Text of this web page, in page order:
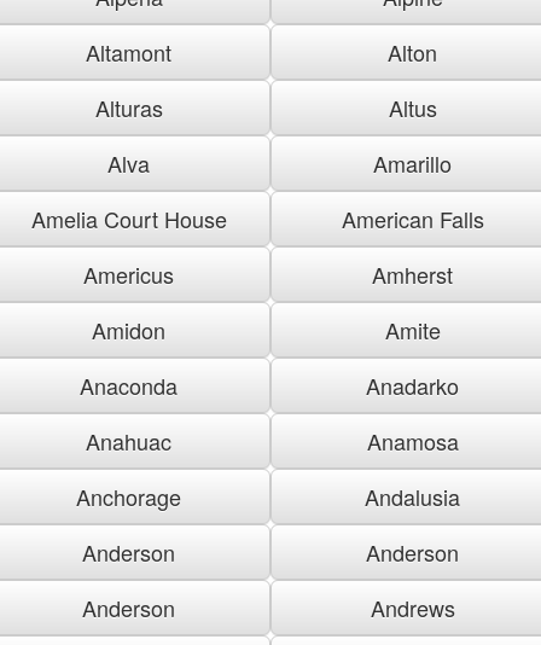
Altamont
Alton
Alturas
Altus
Alva
Amarillo
Amelia Court House
American Falls
Americus
Amherst
Amidon
Amite
Anaconda
Anadarko
Anahuac
Anamosa
Anchorage
Andalusia
Anderson
Anderson
Anderson
Andrews